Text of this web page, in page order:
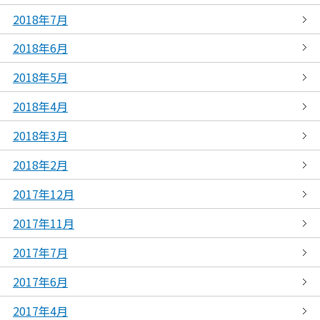
2018年7月
2018年6月
2018年5月
2018年4月
2018年3月
2018年2月
2017年12月
2017年11月
2017年7月
2017年6月
2017年4月